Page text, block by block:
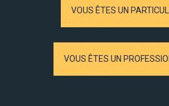
VOUS ÊTES UN
VOUS ÊTES UN